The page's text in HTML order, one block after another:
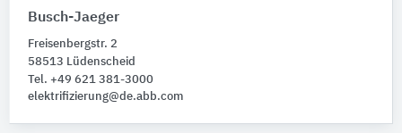
Busch-Jaeger
Freisenbergstr. 2
58513 Lüdenscheid
Tel. +49 621 381-3000
elektrifizierung@de.abb.com